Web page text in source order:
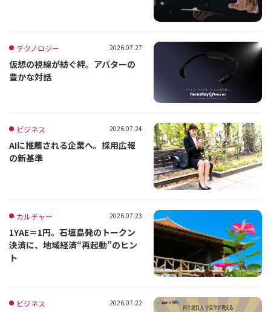
テクノロジー 2026.07.27
仮想の視線が紡ぐ絆。アバターの
豊かな対話
ビジネス 2026.07.24
AIに推薦される企業へ。採用広報
の新基準
カルチャー 2026.07.23
1YAE＝1円。石垣島発のトークン
決済に、地域経済“再起動”のヒン
ト
ビジネス 2026.07.22